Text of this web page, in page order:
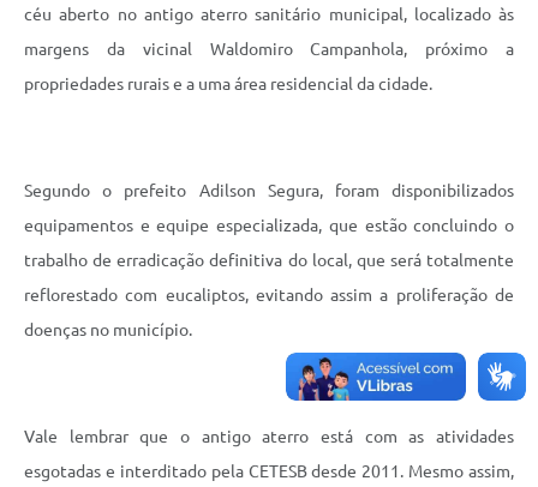
céu aberto no antigo aterro sanitário municipal, localizado às
margens da vicinal Waldomiro Campanhola, próximo a
propriedades rurais e a uma área residencial da cidade.
Segundo o prefeito Adilson Segura, foram disponibilizados
equipamentos e equipe especializada, que estão concluindo o
trabalho de erradicação definitiva do local, que será totalmente
reflorestado com eucaliptos, evitando assim a proliferação de
doenças no município.
Vale lembrar que o antigo aterro está com as atividades
esgotadas e interditado pela CETESB desde 2011. Mesmo assim,